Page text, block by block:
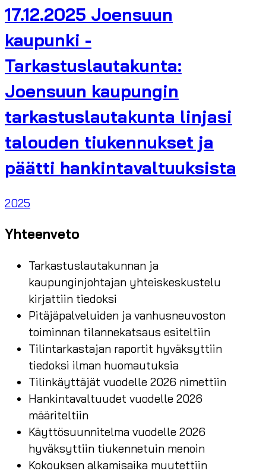
17.12.2025 Joensuun
kaupunki -
Tarkastuslautakunta:
Joensuun kaupungin
tarkastuslautakunta linjasi
talouden tiukennukset ja
päätti hankintavaltuuksista
2025
Yhteenveto
Tarkastuslautakunnan ja
kaupunginjohtajan yhteiskeskustelu
kirjattiin tiedoksi
Pitäjäpalveluiden ja vanhusneuvoston
toiminnan tilannekatsaus esiteltiin
Tilintarkastajan raportit hyväksyttiin
tiedoksi ilman huomautuksia
Tilinkäyttäjät vuodelle 2026 nimettiin
Hankintavaltuudet vuodelle 2026
määriteltiin
Käyttösuunnitelma vuodelle 2026
hyväksyttiin tiukennetuin menoin
Kokouksen alkamisaika muutettiin